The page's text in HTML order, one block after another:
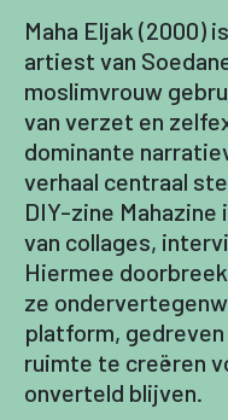
Maha Eljak (2000)
artiest van
moslimvrouw
van verzet en
dominante
verhaal centraal
DIY-zine
van collages,
Hiermee
ze
platform,
ruimte te creëren
onverteld blijven.